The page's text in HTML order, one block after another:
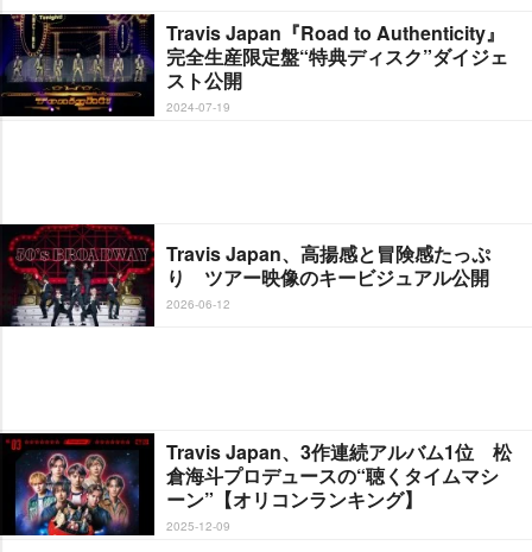
Travis Japan『Road to Authenticity』
完全生産限定盤“特典ディスク”ダイジェ
スト公開
2024-07-19
Travis Japan、高揚感と冒険感たっぷ
り ツアー映像のキービジュアル公開
2026-06-12
Travis Japan、3作連続アルバム1位 松
倉海斗プロデュースの“聴くタイムマシ
ーン”【オリコンランキング】
2025-12-09